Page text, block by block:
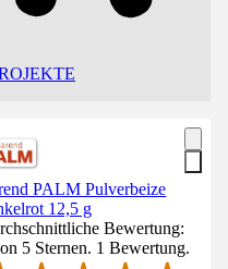
PALM Pulverbeize
12,5 g
Bewertung:
5 Sternen. 1 Bewertung.